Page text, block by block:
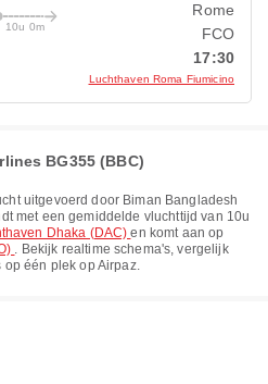
10u 0m
Rome
FCO
17:30
Luchthaven Roma Fiumicino
BG355 (BBC)
uitgevoerd door Biman Bangladesh
met een gemiddelde vluchttijd van 10u
Dhaka (DAC)en komt aan op
. Bekijk realtime schema's, vergelijk
één plek op Airpaz.